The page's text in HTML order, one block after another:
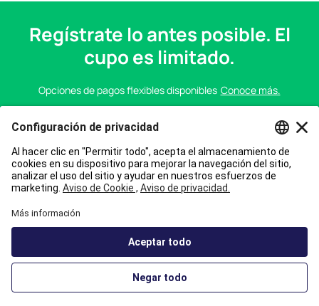
Regístrate lo antes posible. El
cupo es limitado.
Opciones de pagos flexibles disponibles Conoce más.
COMIENZA EL19 de octubre de 2026
Inscríbete Ahora
de formación ejecutiva en línea, para ofrecer un portafolio educativo de
alto impacto.Accesibilidad
términos y condiciones